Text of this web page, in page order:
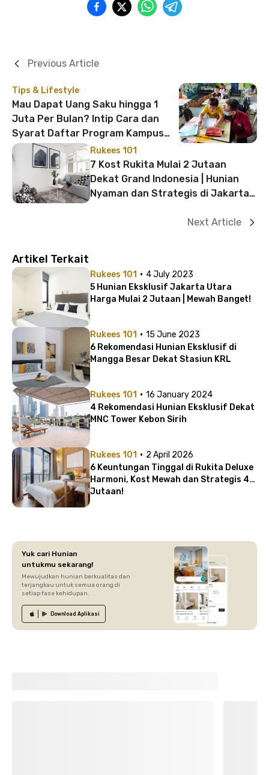
Tips & Lifestyle
Mau Dapat Uang Saku hingga 1
Juta Per Bulan? Intip Cara dan
Syarat Daftar Program Kampus
Mengajar Ini
Previous Article
Rukees 101
7 Kost Rukita Mulai 2 Jutaan
Dekat Grand Indonesia | Hunian
Nyaman dan Strategis di Jakarta
Next Article
Artikel Terkait
Rukees 101 · 4 July 2023
5 Hunian Eksklusif Jakarta Utara
Harga Mulai 2 Jutaan | Mewah Banget!
Rukees 101 · 15 June 2023
6 Rekomendasi Hunian Eksklusif di
Mangga Besar Dekat Stasiun KRL
Rukees 101 · 16 January 2024
4 Rekomendasi Hunian Eksklusif Dekat
MNC Tower Kebon Sirih
Rukees 101 · 2 April 2026
6 Keuntungan Tinggal di Rukita Deluxe
Harmoni, Kost Mewah dan Strategis 4
Jutaan!
Yuk cari Hunian
untukmu sekarang!
Mewujudkan hunian berkualitas dan
terjangkau untuk semua orang di
setiap fase kehidupan.
Download Aplikasi